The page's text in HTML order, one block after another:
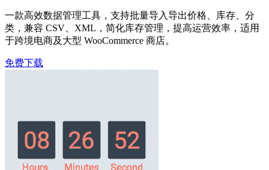
一款高效数据管理工具，支持批量导入导出价格、库存、分
类，兼容 CSV、XML，简化库存管理，提高运营效率，适用
于跨境电商及大型 WooCommerce 商店。
免费下载